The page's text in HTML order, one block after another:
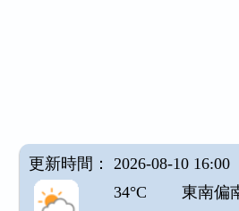
更新時間： 2026-08-10 16:00
34°C
東南偏